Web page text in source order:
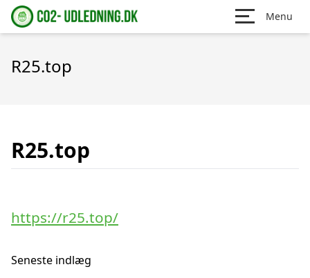
Menu
R25.top
R25.top
https://r25.top/
Seneste indlæg